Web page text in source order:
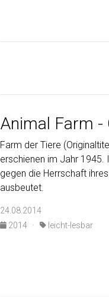
Animal Farm -
Farm der Tiere
erschienen im Jahr 1945.
gegen die Herrschaft
ausbeutet.
24.08.2014
2014
· leicht-lesbar